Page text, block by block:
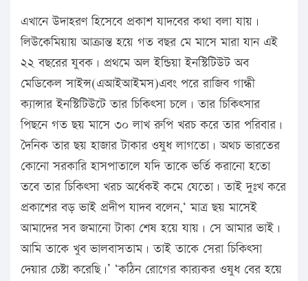
এখানে উদাহরণ হিসেবে প্রকাশ যাদবের কথা বলা যায়।
লিউকেমিয়ায় আক্রান্ত হয়ে গত বছর মে মাসে মারা যান এই
২২ বছরের যুবক। প্রথমে অল ইন্ডিয়া ইনস্টিটিউট অব
মেডিকেল সাইন্স(এআইআইমস)এবং পরে রাজিব গান্ধী
ক্যান্সার ইনস্টিটিউটে তার চিকিৎসা চলে। তার চিকিৎসার
পিছনে গত ছয় মাসে ৩০ লাখ রুপি খরচ করে তার পরিবার।
দৈনিক তার ছয় হাজার টাকার ওষুধ লাগতো। অথচ ভারতের
কোনো সরকারি হাসপাতালে যদি তাকে ভর্তি করানো হতো
তবে তার চিকিৎসা খরচ অর্ধেকই কমে যেতো। তাই দুঃখ করে
প্রকাশের বড় ভাই প্রদীপ যাদব বলেন,‘ মাত্র ছয় মাসেই
আমাদের সব জমানো টাকা শেষ হয়ে যায়। সে আমার ভাই।
আমি তাকে খুব ভালবাসতাম। তাই তাকে সেরা চিকিৎসা
দেয়ার চেষ্টা করেছি।’ ‘কঠিন রোগের কার‌্যকর ওষুধ বের হয়ে